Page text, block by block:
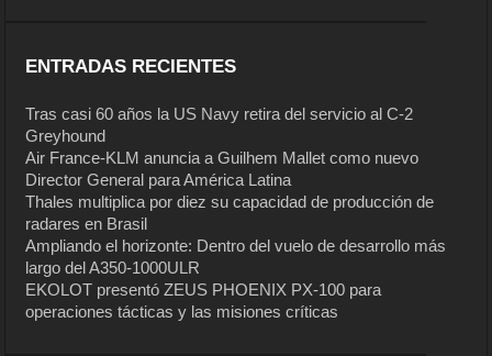
ENTRADAS RECIENTES
Tras casi 60 años la US Navy retira del servicio al C-2
Greyhound
Air France-KLM anuncia a Guilhem Mallet como nuevo
Director General para América Latina
Thales multiplica por diez su capacidad de producción de
radares en Brasil
Ampliando el horizonte: Dentro del vuelo de desarrollo más
largo del A350-1000ULR
EKOLOT presentó ZEUS PHOENIX PX-100 para
operaciones tácticas y las misiones críticas